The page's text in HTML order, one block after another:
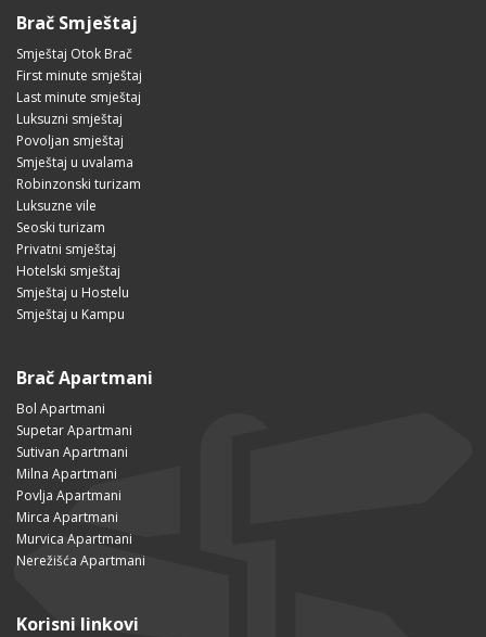
Brač Smještaj
Smještaj Otok Brač
First minute smještaj
Last minute smještaj
Luksuzni smještaj
Povoljan smještaj
Smještaj u uvalama
Robinzonski turizam
Luksuzne vile
Seoski turizam
Privatni smještaj
Hotelski smještaj
Smještaj u Hostelu
Smještaj u Kampu
Brač Apartmani
Bol Apartmani
Supetar Apartmani
Sutivan Apartmani
Milna Apartmani
Povlja Apartmani
Mirca Apartmani
Murvica Apartmani
Nerežišća Apartmani
Korisni linkovi